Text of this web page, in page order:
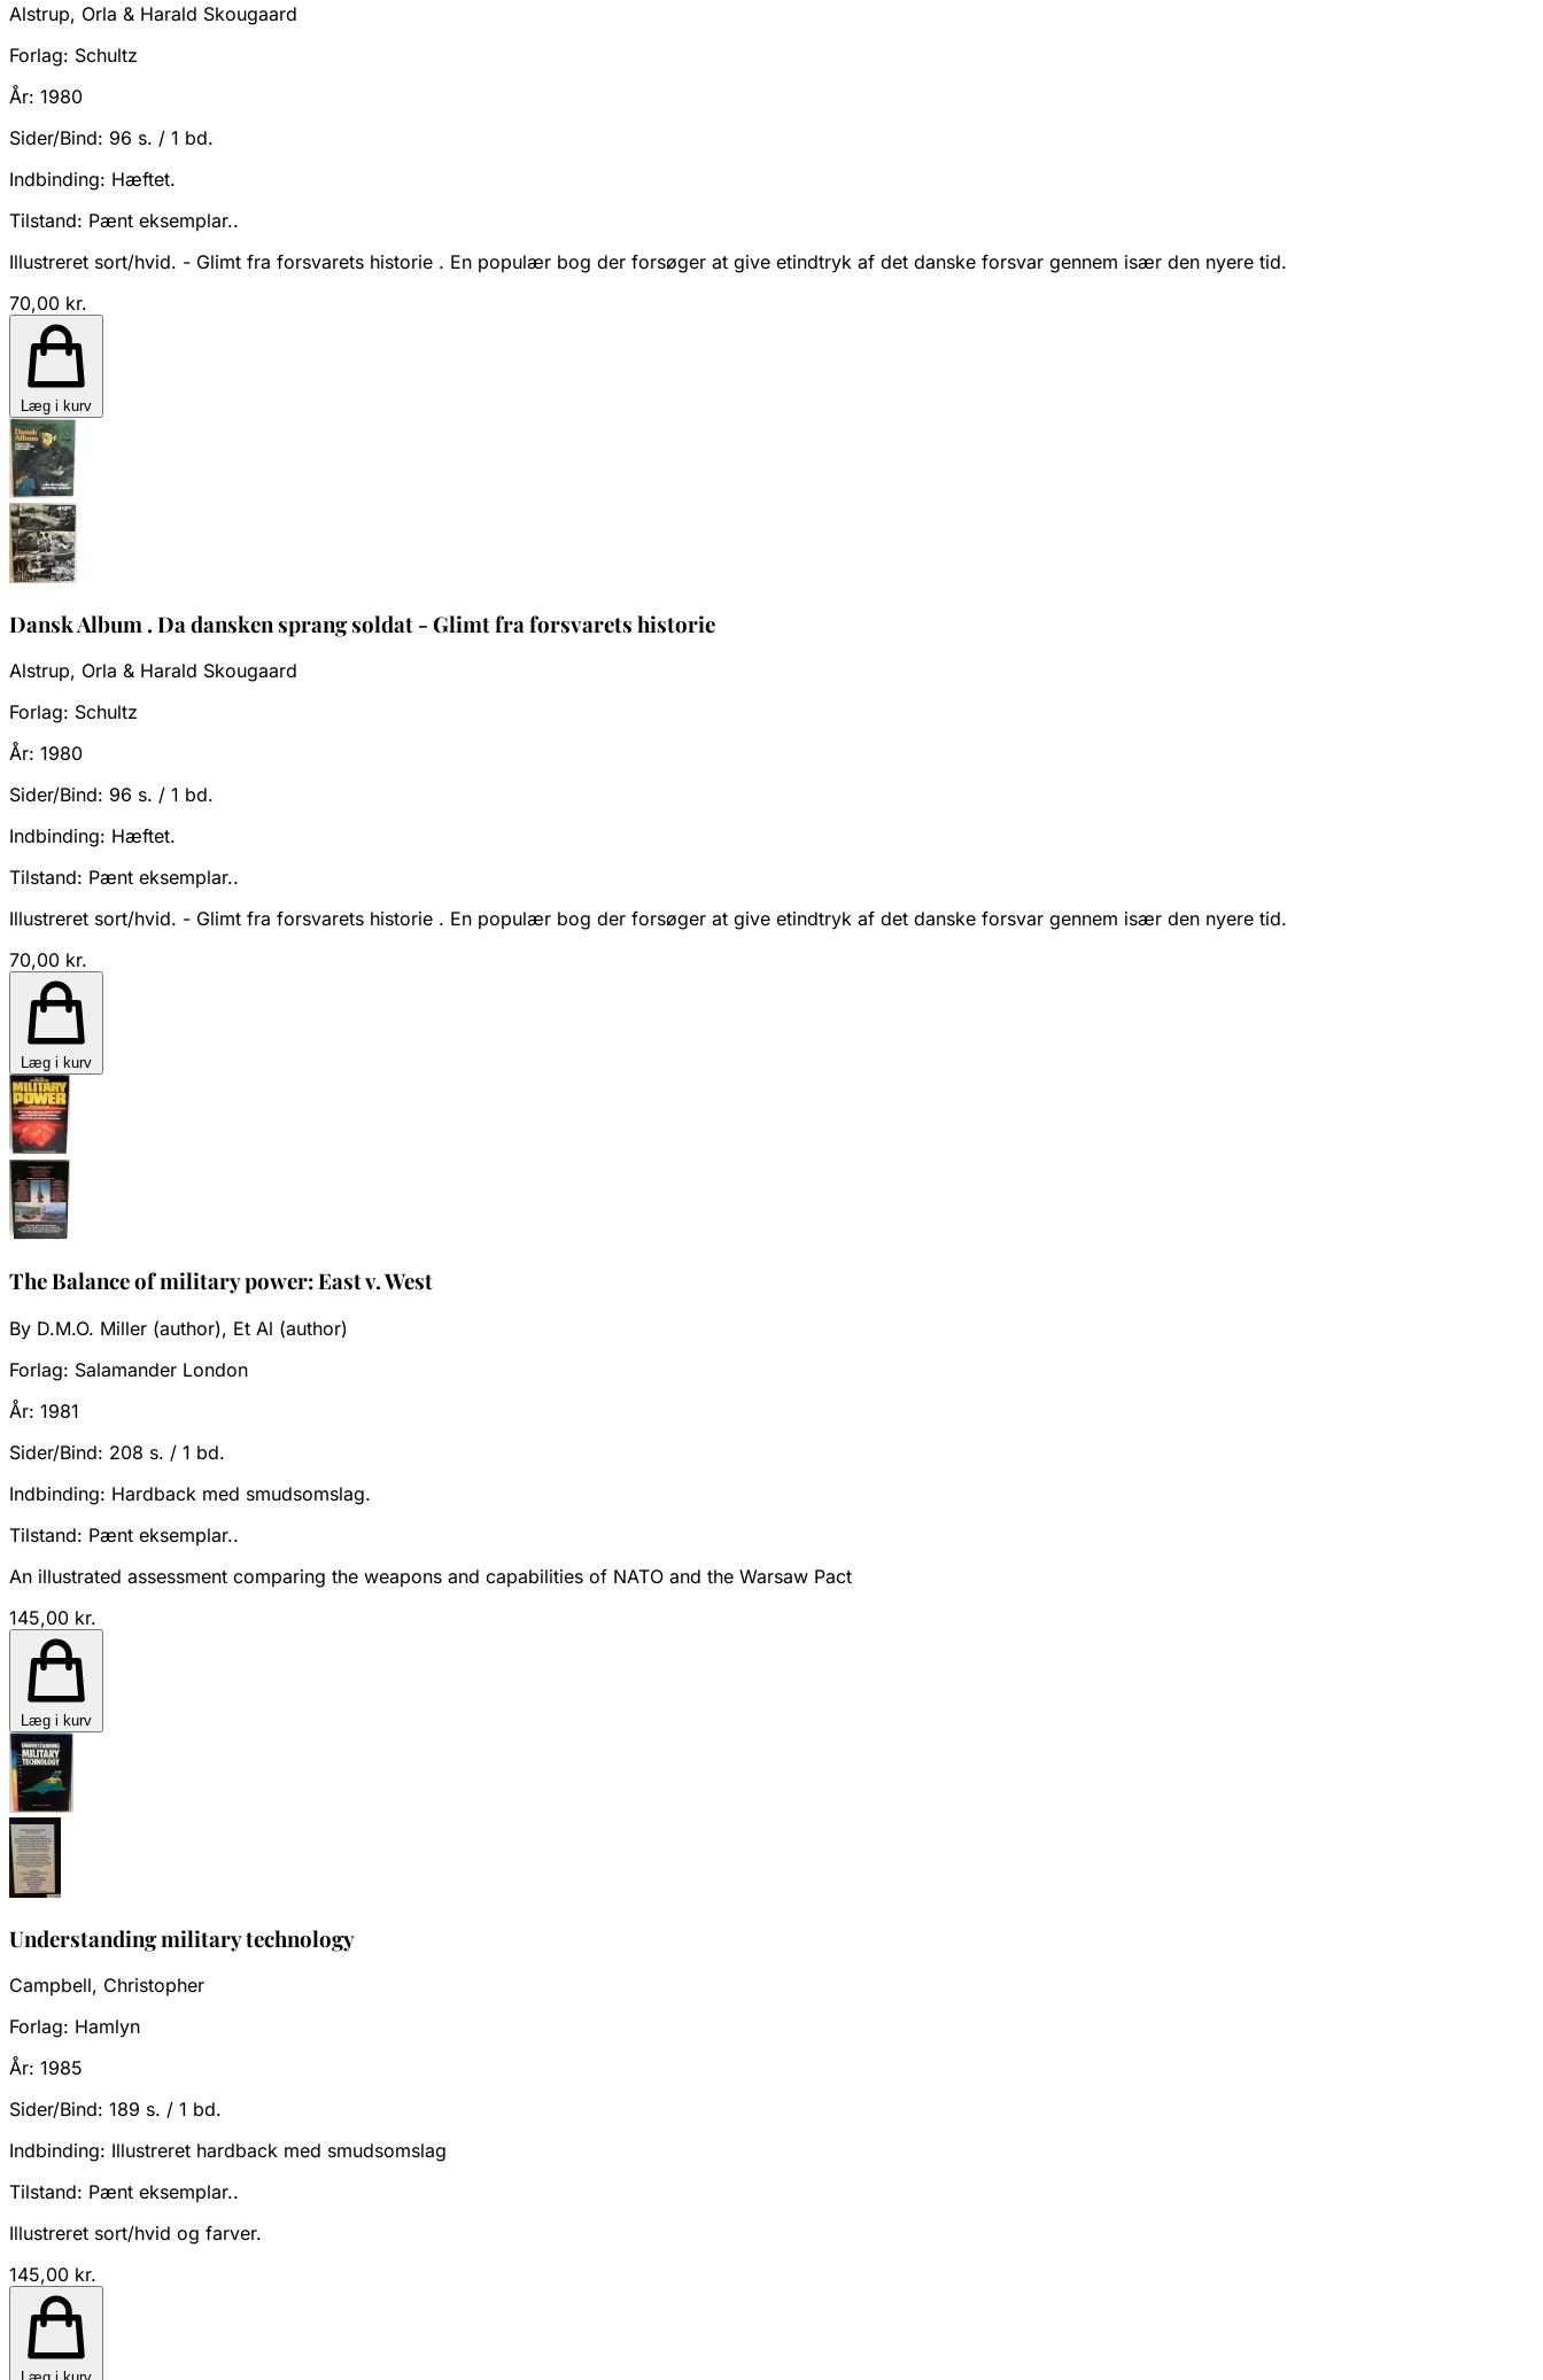
Alstrup, Orla & Harald Skougaard
Forlag: Schultz
År: 1980
Sider/Bind: 96 s. / 1 bd.
Indbinding: Hæftet.
Tilstand: Pænt eksemplar..
Illustreret sort/hvid. - Glimt fra forsvarets historie . En populær bog der forsøger at give etindtryk af det danske forsvar gennem især den nyere tid.
70,00 kr.
Læg i kurv
Dansk Album . Da dansken sprang soldat - Glimt fra forsvarets historie
Alstrup, Orla & Harald Skougaard
Forlag: Schultz
År: 1980
Sider/Bind: 96 s. / 1 bd.
Indbinding: Hæftet.
Tilstand: Pænt eksemplar..
Illustreret sort/hvid. - Glimt fra forsvarets historie . En populær bog der forsøger at give etindtryk af det danske forsvar gennem især den nyere tid.
70,00 kr.
Læg i kurv
The Balance of military power: East v. West
By D.M.O. Miller (author), Et Al (author)
Forlag: Salamander London
År: 1981
Sider/Bind: 208 s. / 1 bd.
Indbinding: Hardback med smudsomslag.
Tilstand: Pænt eksemplar..
An illustrated assessment comparing the weapons and capabilities of NATO and the Warsaw Pact
145,00 kr.
Læg i kurv
Understanding military technology
Campbell, Christopher
Forlag: Hamlyn
År: 1985
Sider/Bind: 189 s. / 1 bd.
Indbinding: Illustreret hardback med smudsomslag
Tilstand: Pænt eksemplar..
Illustreret sort/hvid og farver.
145,00 kr.